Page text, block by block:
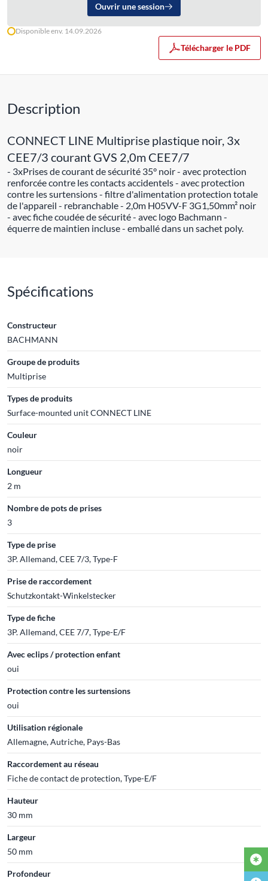
Ouvrir une session
Disponible env. 14.09.2026
Télécharger le PDF
Description
CONNECT LINE Multiprise plastique noir, 3x
CEE7/3 courant GVS 2,0m CEE7/7
- 3xPrises de courant de sécurité 35° noir - avec protection
renforcée contre les contacts accidentels - avec protection
contre les surtensions - filtre d'alimentation protection totale
de l'appareil - rebranchable - 2,0m H05VV-F 3G1,50mm² noir
- avec fiche coudée de sécurité - avec logo Bachmann -
équerre de maintien incluse - emballé dans un sachet poly.
Spécifications
Constructeur
BACHMANN
Groupe de produits
Multiprise
Types de produits
Surface-mounted unit CONNECT LINE
Couleur
noir
Longueur
2 m
Nombre de pots de prises
3
Type de prise
3P. Allemand, CEE 7/3, Type-F
Prise de raccordement
Schutzkontakt-Winkelstecker
Type de fiche
3P. Allemand, CEE 7/7, Type-E/F
Avec eclips / protection enfant
oui
Protection contre les surtensions
oui
Utilisation régionale
Allemagne, Autriche, Pays-Bas
Raccordement au réseau
Fiche de contact de protection, Type-E/F
Hauteur
30 mm
Largeur
50 mm
Profondeur